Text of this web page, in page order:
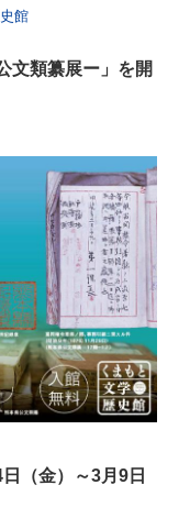
館
文類纂展ー」を開
（金）～3月9日